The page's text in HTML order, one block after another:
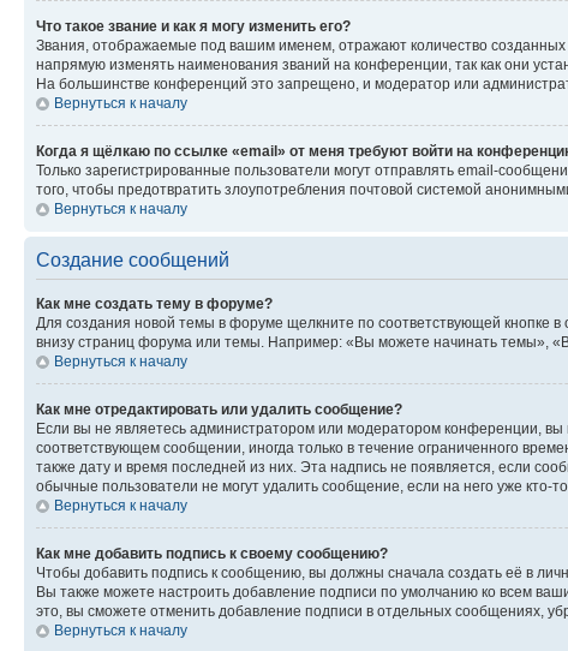
Что такое звание и как я могу изменить его?
Звания, отображаемые под вашим именем, отражают количество
напрямую изменять наименования званий на конференции, так как они
На большинстве конференций это запрещено, и модератор или
Вернуться к началу
Когда я щёлкаю по ссылке «email» от меня требуют войти на
Только зарегистрированные пользователи могут отправлять email-
того, чтобы предотвратить злоупотребления почтовой системой
Вернуться к началу
Создание сообщений
Как мне создать тему в форуме?
Для создания новой темы в форуме щелкните по соответствующей кнопке
внизу страниц форума или темы. Например: «Вы можете начинать темы»,
Вернуться к началу
Как мне отредактировать или удалить сообщение?
Если вы не являетесь администратором или модератором конференции,
соответствующем сообщении, иногда только в течение ограниченного
также дату и время последней из них. Эта надпись не появляется, если
обычные пользователи не могут удалить сообщение, если на него уже кто-то
Вернуться к началу
Как мне добавить подпись к своему сообщению?
Чтобы добавить подпись к сообщению, вы должны сначала создать её в
Вы также можете настроить добавление подписи по умолчанию ко всем
это, вы сможете отменить добавление подписи в отдельных сообщениях,
Вернуться к началу